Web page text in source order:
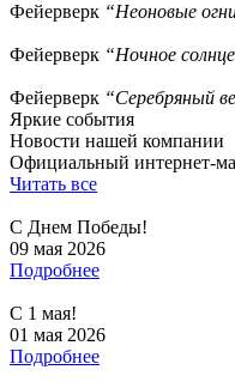
Фейерверк “Неоновые
Фейерверк “Ночное
Фейерверк “Серебряный
Яркие события
Новости нашей компании
Официальный интернет-
Читать все
С Днем Победы!
09 мая 2026
Подробнее
С 1 мая!
01 мая 2026
Подробнее